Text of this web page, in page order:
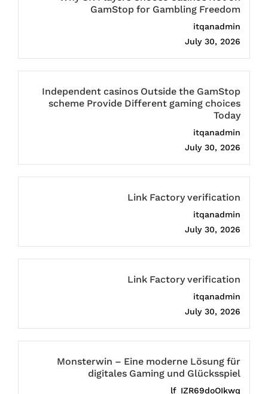
GamStop for Gambling Freedom
itqanadmin
July 30, 2026
Independent casinos Outside the GamStop
scheme Provide Different gaming choices
Today
itqanadmin
July 30, 2026
Link Factory verification
itqanadmin
July 30, 2026
Link Factory verification
itqanadmin
July 30, 2026
Monsterwin – Eine moderne Lösung für
digitales Gaming und Glücksspiel
lf_IZR69doOIkwq